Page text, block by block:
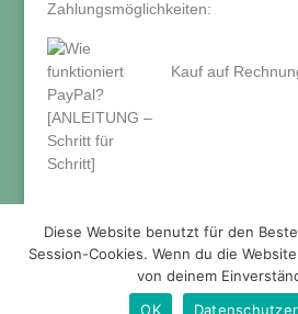
Zahlungsmöglichkeiten:
Kauf auf
Diese Website benutzt für den
Session-Cookies. Wenn du die
von deinem
OK